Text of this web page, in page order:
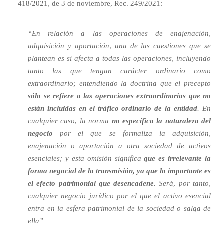
418/2021, de 3 de noviembre, Rec. 249/2021:
“En relación a las operaciones de enajenación,
adquisición y aportación, una de las cuestiones que se
plantean es si afecta a todas las operaciones, incluyendo
tanto las que tengan carácter ordinario como
extraordinario; entendiendo la doctrina que el precepto
sólo se refiere a las operaciones extraordinarias que no
están incluidas en el tráfico ordinario de la entidad. En
cualquier caso, la norma no específica la naturaleza del
negocio por el que se formaliza la adquisición,
enajenación o aportación a otra sociedad de activos
esenciales; y esta omisión significaque es irrelevante la
forma negocial de la transmisión, ya que lo importante es
el efecto patrimonial que desencadene. Será, por tanto,
cualquier negocio jurídico por el que el activo esencial
entra en la esfera patrimonial de la sociedad o salga de
ella”